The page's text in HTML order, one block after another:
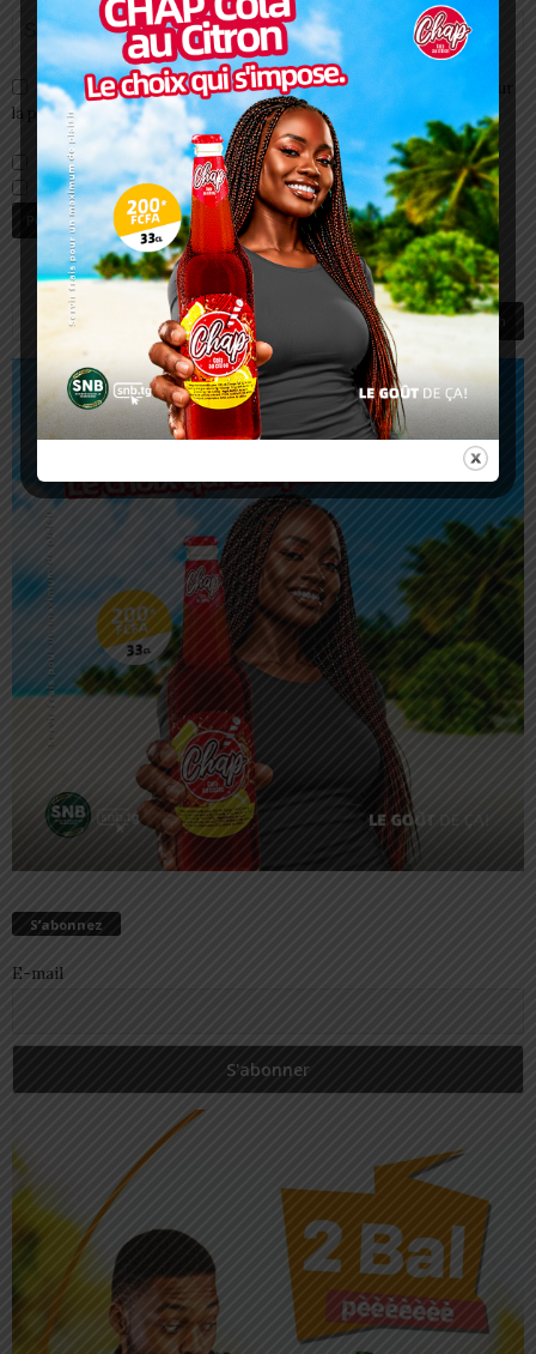
Enregistrer mon nom, email et site web dans ce navigateur pour
la prochaine fois que je commenterai.
Prévenez-moi de tous les nouveaux commentaires par e-mail.
Prévenez-moi de tous les nouveaux articles par e-mail.
S’abonnez
E-mail